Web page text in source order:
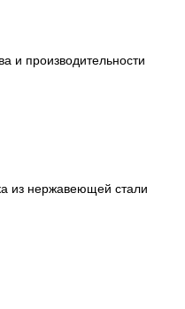
и производительности
из нержавеющей стали